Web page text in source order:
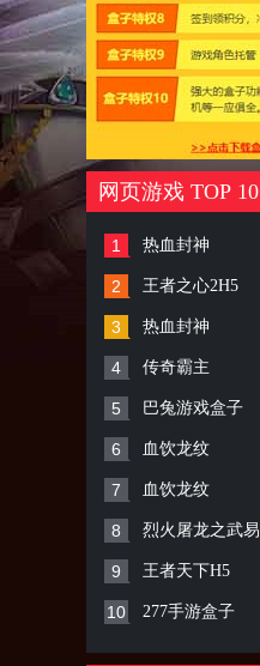
网页游戏 TOP 10
1 热血封神
2 王者之心2H5
3 热血封神
4 传奇霸主
5 巴兔游戏盒子
6 血饮龙纹
7 血饮龙纹
8 烈火屠龙之武易
9 王者天下H5
10 277手游盒子